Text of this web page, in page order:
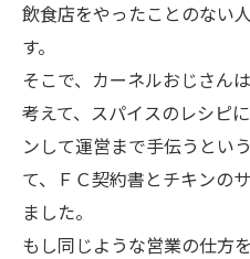
飲食店をやったことのない
す。
そこで、カーネルおじさん
考えて、スパイスのレシピ
ンして運営まで手伝うとい
て、ＦＣ契約書とチキンの
ました。
もし同じような営業の仕方